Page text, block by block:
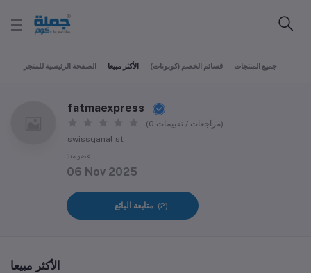
الصفحة الرئيسية للمتجر الأكثر مبيعا قسائم الخصم (كوبونات) جميع المنتجات
fatmaexpress
(0 مراجعات / تقييمات)
swissqanal st
عضو منذ
06 Nov 2025
متابعة البائع(2)
الأكثر مبيعا